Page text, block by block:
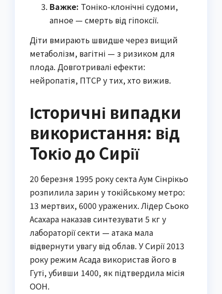
Важке: Тоніко-клонічні судоми,
апное — смерть від гіпоксії.
Діти вмирають швидше через вищий
метаболізм, вагітні — з ризиком для
плода. Довготривалі ефекти:
нейропатія, ПТСР у тих, хто вижив.
Історичні випадки
використання: від
Токіо до Сирії
20 березня 1995 року секта Аум Сінрікьо
розпилила зарин у токійському метро:
13 мертвих, 6000 уражених. Лідер Сьоко
Асахара наказав синтезувати 5 кг у
лабораторії секти — атака мала
відвернути увагу від облав. У Сирії 2013
року режим Асада використав його в
Гуті, убивши 1400, як підтвердила місія
ООН.